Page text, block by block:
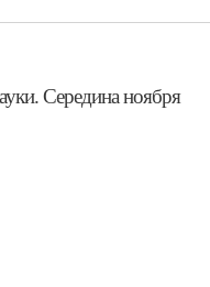
Середина ноября